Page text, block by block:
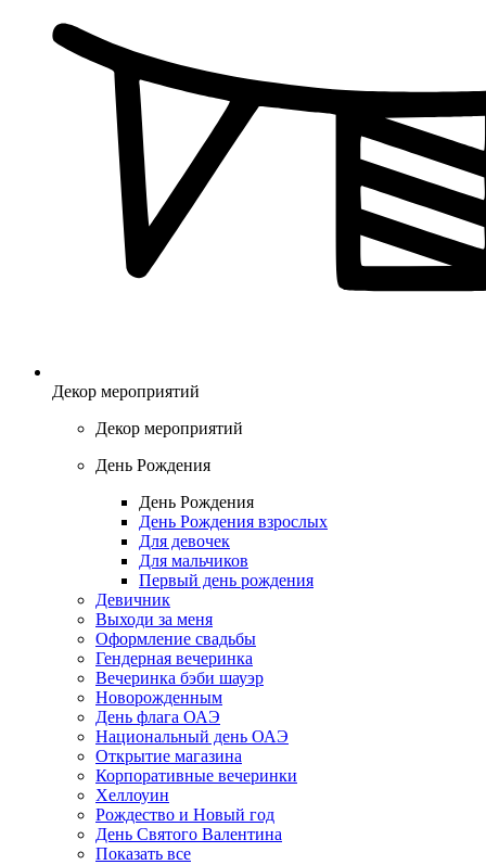
Декор мероприятий
Декор мероприятий
День Рождения
День Рождения
День Рождения взрослых
Для девочек
Для мальчиков
Первый день рождения
Девичник
Выходи за меня
Оформление свадьбы
Гендерная вечеринка
Вечеринка бэби шауэр
Новорожденным
День флага ОАЭ
Национальный день ОАЭ
Открытие магазина
Корпоративные вечеринки
Хеллоуин
Рождество и Новый год
День Святого Валентина
Показать все